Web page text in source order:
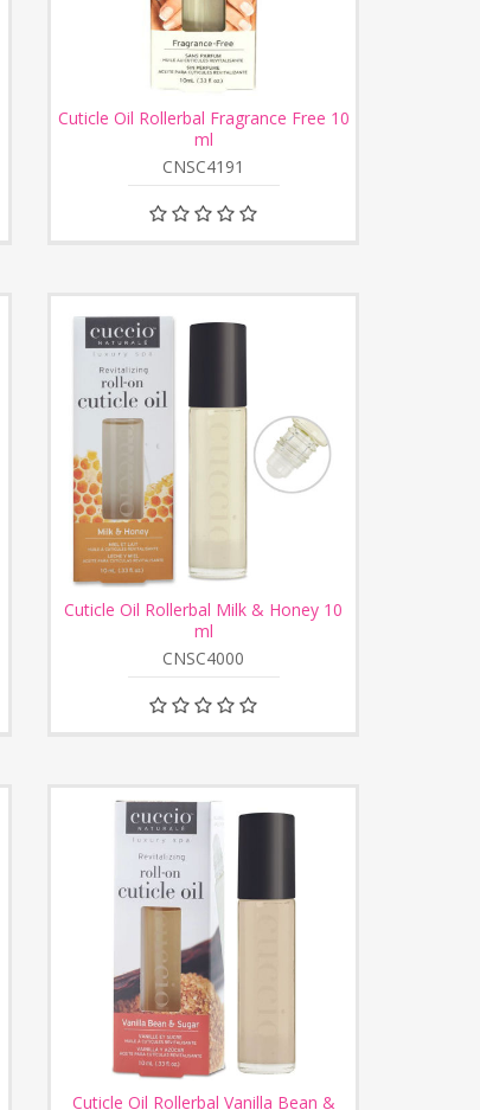
Cuticle Oil Rollerbal Fragrance Free 10
ml
CNSC4191
Cuticle Oil Rollerbal Milk & Honey 10
ml
CNSC4000
Cuticle Oil Rollerbal Vanilla Bean &